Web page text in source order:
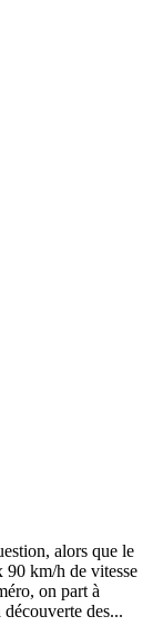
alors que le
90 km/h de vitesse
on part à
des...